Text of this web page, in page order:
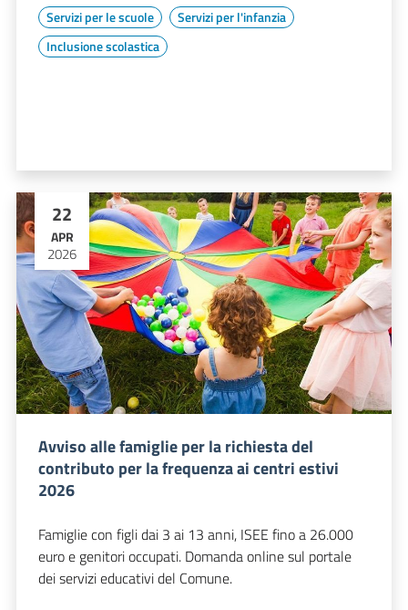
Servizi per le scuole
Servizi per l'infanzia
Inclusione scolastica
22
APR
2026
Avviso alle famiglie per la richiesta del
contributo per la frequenza ai centri estivi
2026
Famiglie con figli dai 3 ai 13 anni, ISEE fino a 26.000
euro e genitori occupati. Domanda online sul portale
dei servizi educativi del Comune.